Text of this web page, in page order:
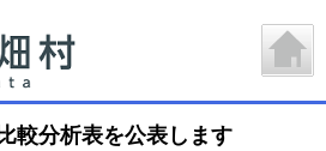
較分析表を公表します